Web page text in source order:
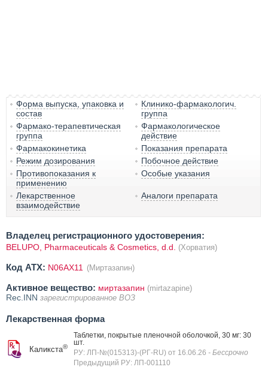
Форма выпуска, упаковка и
состав
Клинико-фармакологич.
группа
Фармако-терапевтическая
группа
Фармакологическое
действие
Фармакокинетика
Показания препарата
Режим дозирования
Побочное действие
Противопоказания к
применению
Особые указания
Лекарственное
взаимодействие
Аналоги препарата
Владелец регистрационного удостоверения:
BELUPO, Pharmaceuticals & Cosmetics, d.d. (Хорватия)
Код ATX: N06AX11 (Миртазапин)
Активное вещество: миртазапин (mirtazapine)
Rec.INN зарегистрированное ВОЗ
Лекарственная форма
Каликста®
Таблетки, покрытые пленочной оболочкой, 30 мг: 30
шт.
РУ: ЛП-№(015313)-(РГ-RU) от 16.06.26 - Бессрочно
Предыдущий РУ: ЛП-001110